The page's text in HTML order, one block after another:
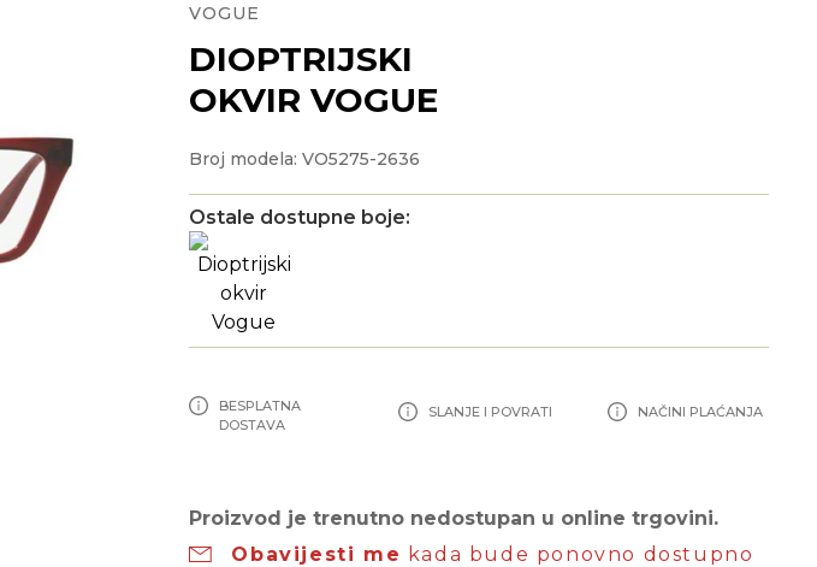
VOGUE
DIOPTRIJSKI
OKVIR VOGUE
Broj modela: VO5275-2636
Ostale dostupne boje:
BESPLATNA
DOSTAVA
SLANJE I POVRATI NAČINI PLAĆANJA
Proizvod je trenutno nedostupan u online trgovini.
Obavijesti me kada bude ponovno dostupno